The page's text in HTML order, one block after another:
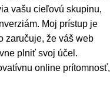
vašu cieľovú skupinu,
Moj prístup je
zaručuje, že váš web
plniť svoj účel.
online prítomnosť,